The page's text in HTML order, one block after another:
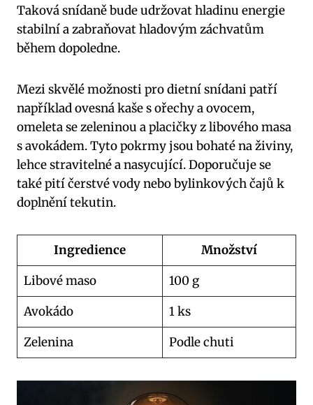
Taková snídaně bude udržovat hladinu energie
stabilní a zabraňovat hladovým záchvatům
během dopoledne.
Mezi skvělé možnosti pro dietní snídani patří
například ovesná kaše s ořechy a ovocem,
omeleta se zeleninou a placičky z libového masa
s avokádem. Tyto pokrmy jsou bohaté na živiny,
lehce stravitelné a nasycující. Doporučuje se
také pití čerstvé vody nebo bylinkových čajů k
doplnění tekutin.
Ingredience
Množství
Libové maso
100 g
Avokádo
1 ks
Zelenina
Podle chuti